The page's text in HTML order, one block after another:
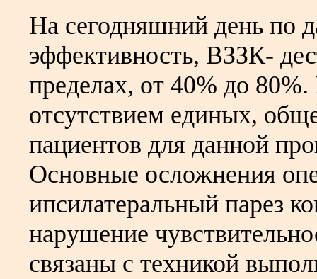
На сегодняшний день по
эффективность, ВЗЗК-
пределах, от 40% до 80%.
отсутствием единых,
пациентов для данной
Основные осложнения
ипсилатеральный парез
нарушение
связаны с техникой